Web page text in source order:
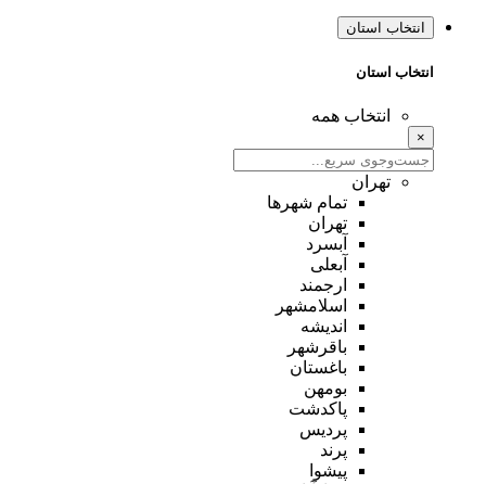
انتخاب استان
انتخاب استان
انتخاب همه
×
تهران
تمام شهر‌ها
تهران
آبسرد
آبعلی
ارجمند
اسلامشهر
اندیشه
باقرشهر
باغستان
بومهن
پاکدشت
پردیس
پرند
پیشوا